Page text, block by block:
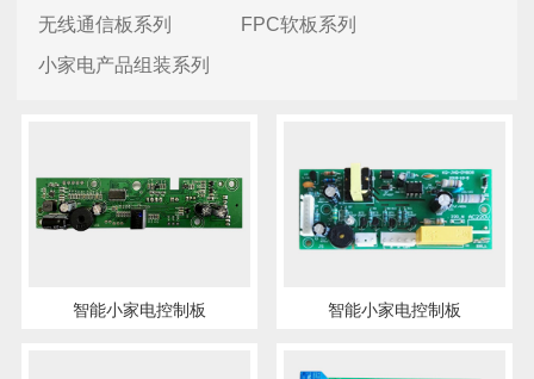
无线通信板系列
FPC软板系列
小家电产品组装系列
智能小家电控制板 智能小家电控制板